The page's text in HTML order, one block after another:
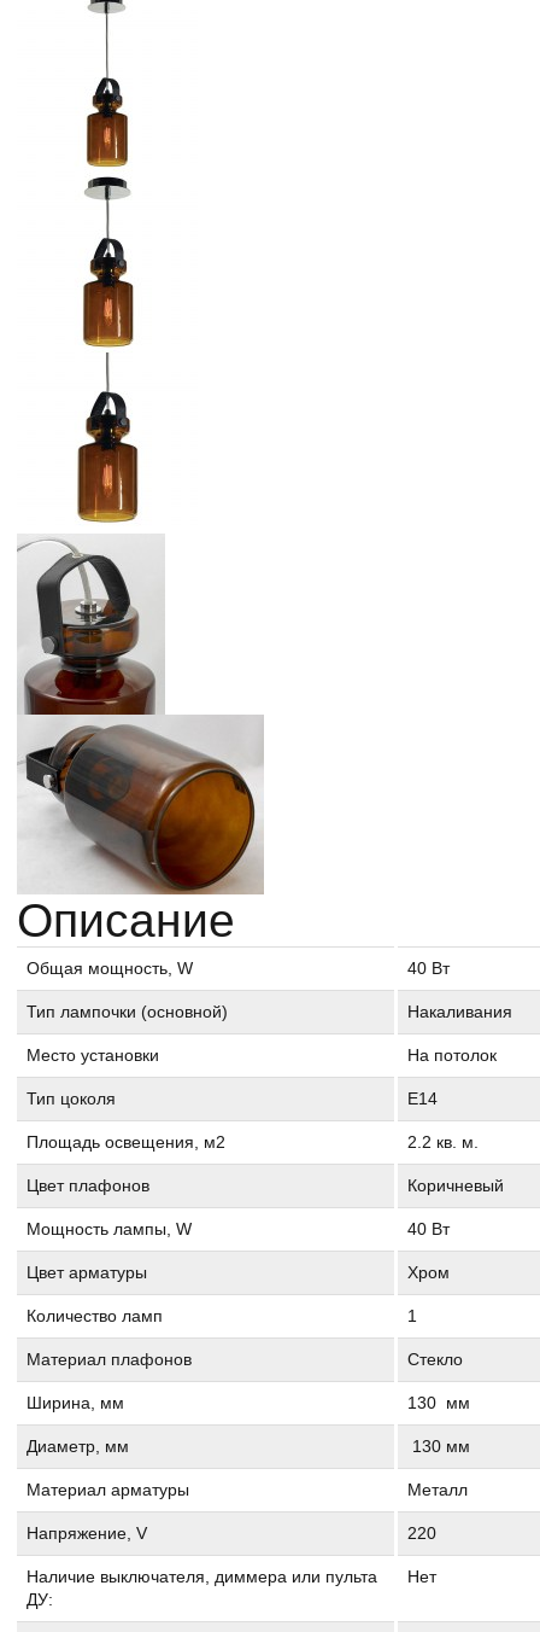
Описание
Общая мощность, W 40 Вт
Тип лампочки (основной) Накаливания
Место установки На потолок
Тип цоколя E14
Площадь освещения, м2 2.2 кв. м.
Цвет плафонов Коричневый
Мощность лампы, W 40 Вт
Цвет арматуры Хром
Количество ламп 1
Материал плафонов Стекло
Ширина, мм 130 мм
Диаметр, мм 130 мм
Материал арматуры Металл
Напряжение, V 220
Наличие выключателя, диммера или пульта
ДУ:
Нет